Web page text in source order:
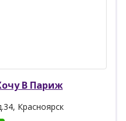
В Париж
Красноярск